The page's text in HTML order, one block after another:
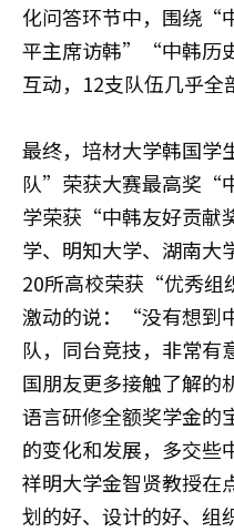
化问答环节中，围绕
平主席访韩”“中韩历
互动，12支队伍几乎全
最终，培材大学韩国
队”荣获大赛最高奖“
学荣获“中韩友好贡献
学、明知大学、湖南大
20所高校荣获“优秀组
激动的说：“没有想到
队，同台竞技，非常有
国朋友更多接触了解的
语言研修全额奖学金的
的变化和发展，多交些
祥明大学金智贤教授
划的好、设计的好、组